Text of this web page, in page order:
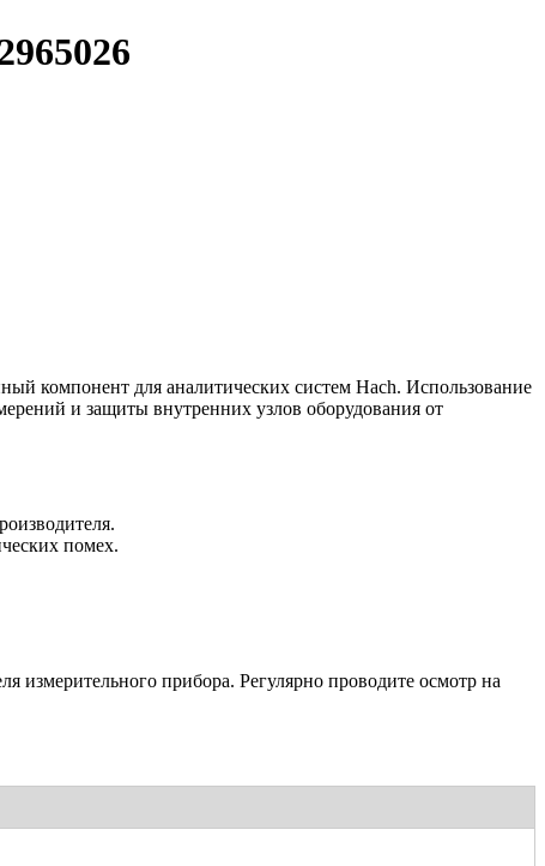
компонент для аналитических систем Hach. Использование
и защиты внутренних узлов оборудования от
помех.
измерительного прибора. Регулярно проводите осмотр на